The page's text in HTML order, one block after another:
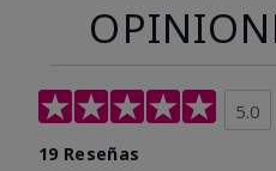
5.0
19 Reseñas